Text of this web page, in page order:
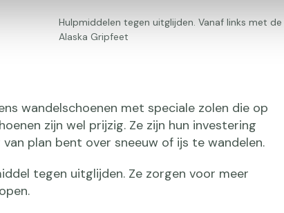
Hulpmiddelen tegen uitglijden. Vanaf links met
Alaska Gripfeet
wandelschoenen met speciale zolen die op
zijn wel prijzig. Ze zijn hun investering
plan bent over sneeuw of ijs te wandelen.
tegen uitglijden. Ze zorgen voor meer